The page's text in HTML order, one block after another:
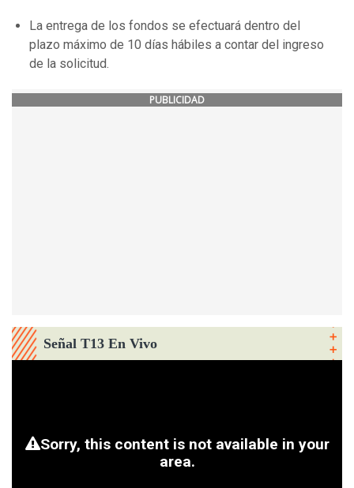
La entrega de los fondos se efectuará dentro del
plazo máximo de 10 días hábiles a contar del ingreso
de la solicitud.
PUBLICIDAD
Señal T13 En Vivo